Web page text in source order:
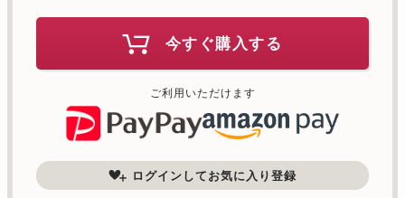
今すぐ購入する
ご利用いただけます
ログインしてお気に入り登録